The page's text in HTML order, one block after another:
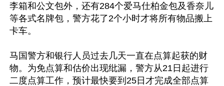
李箱和公文包外，还有284个爱马仕柏金包及香奈儿
等各式名牌包，警方花了2个小时才将所有物品搬上
卡车。
马国警方和银行人员过去几天一直在点算起获的财
物。为免点算和估价出现纰漏，警方从21日起进行
二度点算工作，预计最快要到25日才完成全部点算